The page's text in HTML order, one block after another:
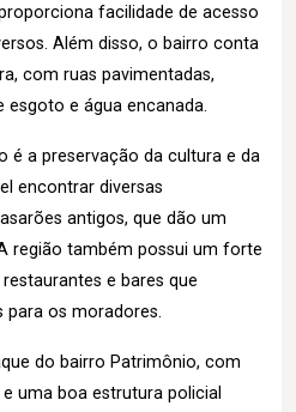
facilidade de acesso
Além disso, o bairro conta
com ruas pavimentadas,
esgoto e água encanada.
é a preservação da cultura e da
encontrar diversas
antigos, que dão um
região também possui um forte
e bares que
os moradores.
do bairro Patrimônio, com
uma boa estrutura policial